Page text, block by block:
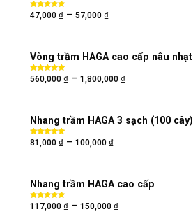
Được xếp
hạng 5.005
47,000 ₫ – 57,000 ₫
Vòng trầm HAGA cao cấp nâu nhạt
Được xếp
hạng5.005
560,000 ₫ – 1,800,000 ₫
Nhang trầm HAGA 3 sạch (100 cây)
Được xếp
hạng 5.005
81,000 ₫ – 100,000 ₫
Nhang trầm HAGA cao cấp
Được xếp
hạng5.005
117,000 ₫ – 150,000 ₫